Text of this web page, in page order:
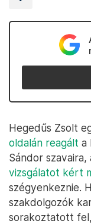
Hegedűs Zsolt
oldalán reagált a
Sándor
vizsgálatot kért
szégyenkeznie.
szakdolgozók
sorakoztatott